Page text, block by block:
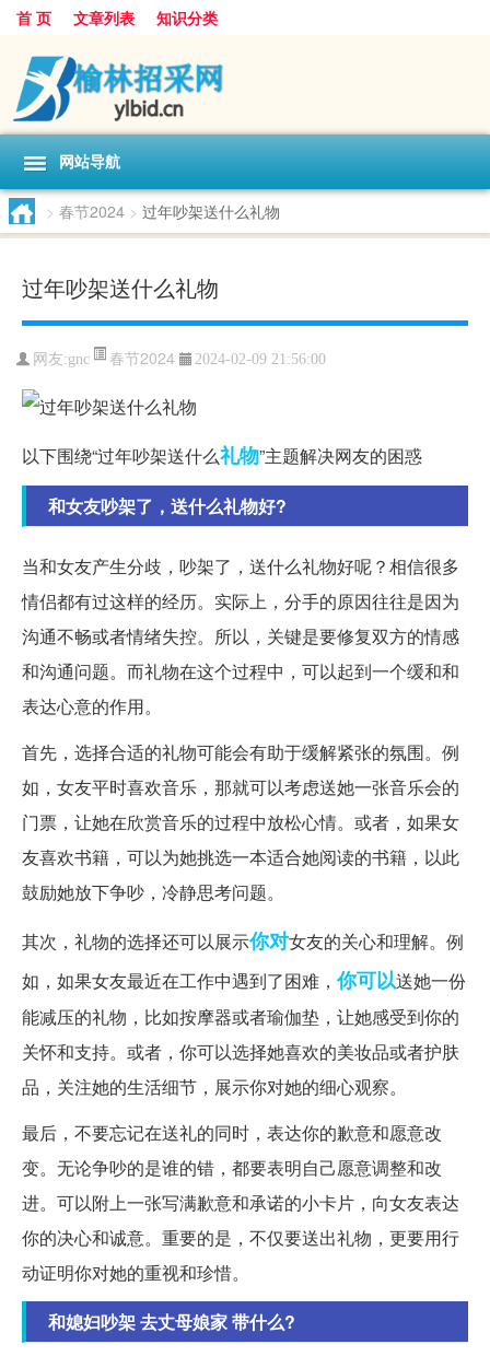
首 页 文章列表 知识分类
网站导航
> 春节2024 > 过年吵架送什么礼物
过年吵架送什么礼物
网友:gnc 春节2024 2024-02-09 21:56:00
以下围绕“过年吵架送什么礼物”主题解决网友的困惑
和女友吵架了，送什么礼物好?
当和女友产生分歧，吵架了，送什么礼物好呢？相信很多
情侣都有过这样的经历。实际上，分手的原因往往是因为
沟通不畅或者情绪失控。所以，关键是要修复双方的情感
和沟通问题。而礼物在这个过程中，可以起到一个缓和和
表达心意的作用。
首先，选择合适的礼物可能会有助于缓解紧张的氛围。例
如，女友平时喜欢音乐，那就可以考虑送她一张音乐会的
门票，让她在欣赏音乐的过程中放松心情。或者，如果女
友喜欢书籍，可以为她挑选一本适合她阅读的书籍，以此
鼓励她放下争吵，冷静思考问题。
其次，礼物的选择还可以展示你对女友的关心和理解。例
如，如果女友最近在工作中遇到了困难，你可以送她一份
能减压的礼物，比如按摩器或者瑜伽垫，让她感受到你的
关怀和支持。或者，你可以选择她喜欢的美妆品或者护肤
品，关注她的生活细节，展示你对她的细心观察。
最后，不要忘记在送礼的同时，表达你的歉意和愿意改
变。无论争吵的是谁的错，都要表明自己愿意调整和改
进。可以附上一张写满歉意和承诺的小卡片，向女友表达
你的决心和诚意。重要的是，不仅要送出礼物，更要用行
动证明你对她的重视和珍惜。
和媳妇吵架 去丈母娘家 带什么?